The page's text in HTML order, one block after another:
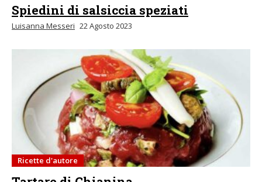
Spiedini di salsiccia speziati
Luisanna Messeri 22 Agosto 2023
Ricette d'autore